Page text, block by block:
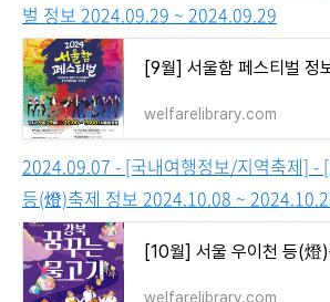
벌 정보 2024.09.29 ~ 2024.09.29
welfarelibrary.com
2024.09.07 - [국내여행정보/지역축제] -
등(燈)축제 정보 2024.10.08 ~
welfarelibrary.com